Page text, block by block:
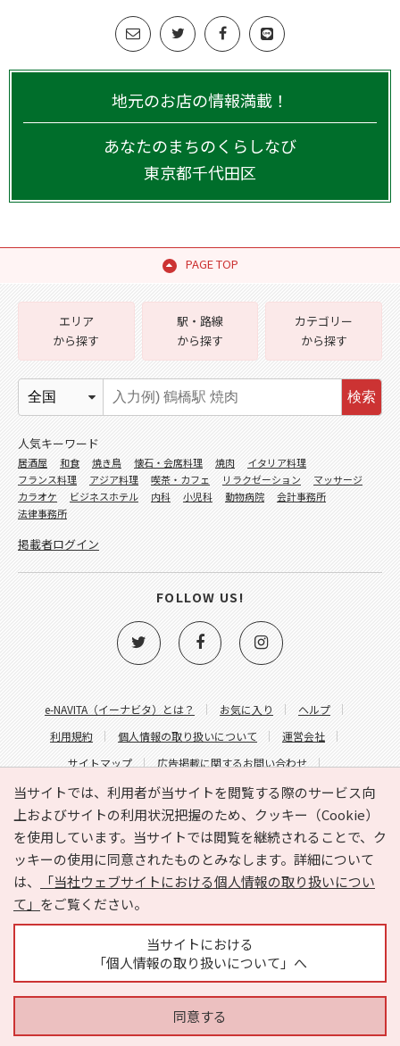
地元のお店の情報満載！
あなたのまちのくらしなび
東京都千代田区
PAGE TOP
当サイトでは、利用者が当サイトを閲覧する際のサービス向
上およびサイトの利用状況把握のため、クッキー（Cookie）
を使用しています。当サイトでは閲覧を継続されることで、ク
ッキーの使用に同意されたものとみなします。詳細について
は、
「当社ウェブサイトにおける個人情報の取り扱いについ
て」 をご覧ください。
当サイトにおける
「個人情報の取り扱いについて」へ
同意する
e-NAVITA（イーナビタ）とは？ お気に入り
ヘルプ
利用規約
個人情報の取り扱いについて
運営会社
サイトマップ
広告掲載に関するお問い合わせ
サイトの内容に関するお問い合わせ
エリア
から探す
駅・路線
から探す
カテゴリー
から探す
検索
人気キーワード
居酒屋 和食 焼き鳥 懐石・会席料理 焼肉
イタリア料理
フランス料理
アジア料理 喫茶・カフェ リラクゼーション
マッサージ
カラオケ
ビジネスホテル 内科 小児科 動物病院
会計事務所
法律事務所
掲載者ログイン
FOLLOW US!
Copyright © HYOJITO.Co.,Ltd. All Rights Reserved.